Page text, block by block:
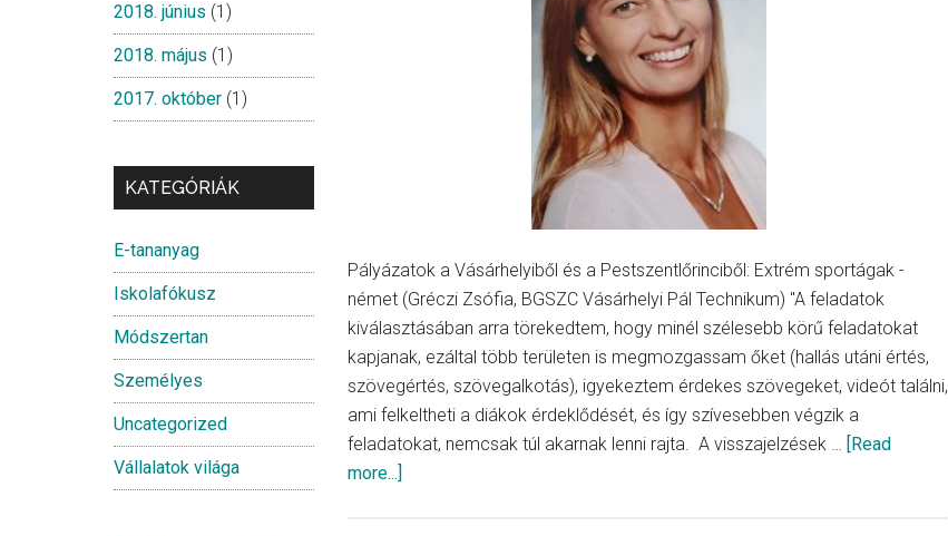
Pályázatok a Vásárhelyiből és a Pestszentlőrinciből: Extrém sportágak -
német (Gréczi Zsófia, BGSZC Vásárhelyi Pál Technikum) "A feladatok
kiválasztásában arra törekedtem, hogy minél szélesebb körű feladatokat
kapjanak, ezáltal több területen is megmozgassam őket (hallás utáni értés,
szövegértés, szövegalkotás), igyekeztem érdekes szövegeket, videót találni,
ami felkeltheti a diákok érdeklődését, és így szívesebben végzik a
feladatokat, nemcsak túl akarnak lenni rajta. A visszajelzések … [Read
more...]
2018. június (1)
2018. május (1)
2017. október (1)
KATEGÓRIÁK
E-tananyag
Iskolafókusz
Módszertan
Személyes
Uncategorized
Vállalatok világa